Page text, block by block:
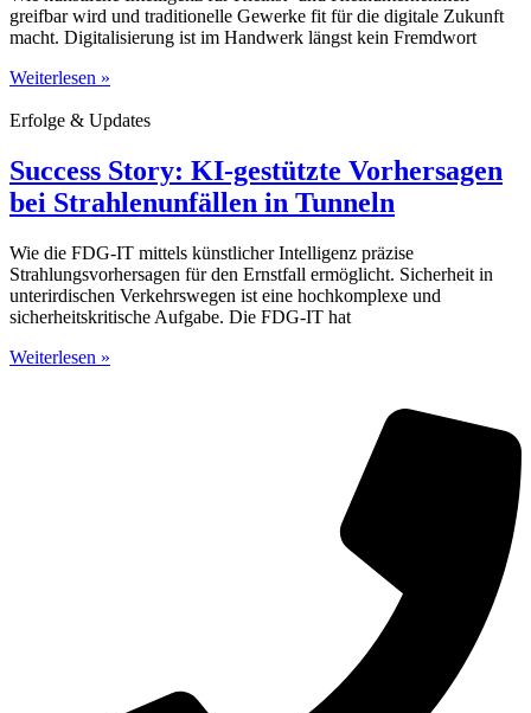
greifbar wird und traditionelle Gewerke fit für die digitale Zukunft
macht. Digitalisierung ist im Handwerk längst kein Fremdwort
Weiterlesen »
Erfolge & Updates
Success Story: KI-gestützte Vorhersagen
bei Strahlenunfällen in Tunneln
Wie die FDG-IT mittels künstlicher Intelligenz präzise
Strahlungsvorhersagen für den Ernstfall ermöglicht. Sicherheit in
unterirdischen Verkehrswegen ist eine hochkomplexe und
sicherheitskritische Aufgabe. Die FDG-IT hat
Weiterlesen »